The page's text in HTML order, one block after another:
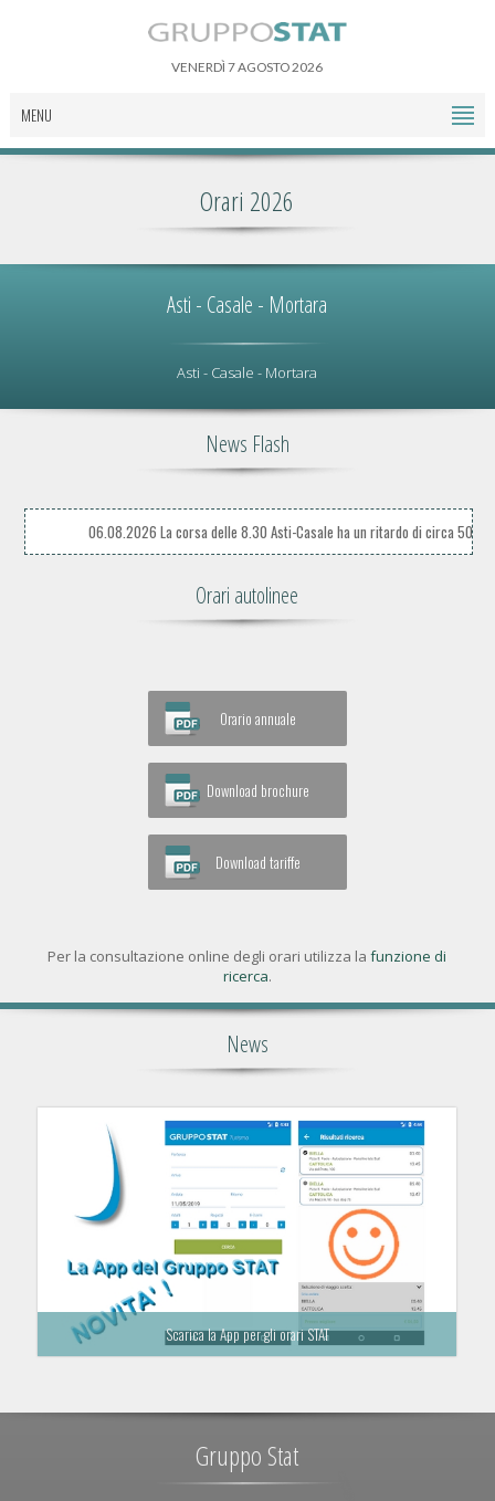
VENERDÌ 7 AGOSTO 2026
MENU
Orari 2026
Asti - Casale - Mortara
Asti - Casale - Mortara
News Flash
06.08.2026 La corsa delle 8.30 Asti-Casale ha un ritardo di circa 50 minuti
Orari autolinee
Orario annuale
Download brochure
Download tariffe
Per la consultazione online degli orari utilizza lafunzione di
ricerca.
News
Scarica la App per gli orari STAT
Gruppo Stat